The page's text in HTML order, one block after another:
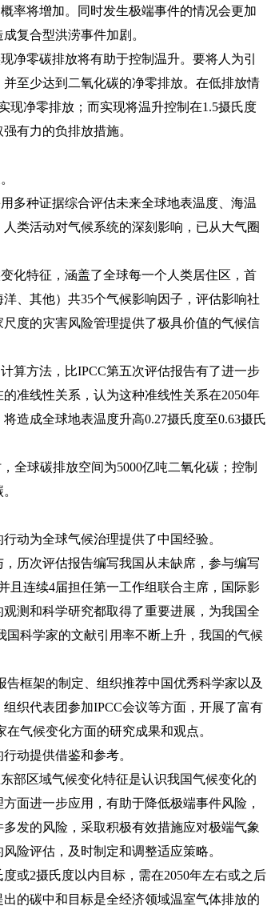
率将增加。同时发生极端事件的情况会更加
复合型洪涝事件加剧。
净零碳排放将有助于控制温升。要将人为引
至少达到二氧化碳的净零排放。在低排放情
现净零排放；而实现将温升控制在1.5摄氏度
有力的负排放措施。
多种证据综合评估未来全球地表温度、海温
类活动对气候系统的深刻影响，已从大气圈
化特征，涵盖了全球每一个人类居住区，首
、其他）共35个气候影响因子，评估影响社
度的灾害风险管理提供了极具价值的气候信
算方法，比IPCC第五次评估报告有了进一步
准线性关系，认为这种准线性关系在2050年
造成全球地表温度升高0.27摄氏度至0.63摄氏
全球碳排放空间为5000亿吨二氧化碳；控制
动为全球气候治理提供了中国经验。
历次评估报告编写我国从未缺席，参与编写
且连续4届担任第一工作组联合主席，国际影
测和科学研究都取得了重要进展，为我国全
科学家的文献引用率不断上升，我国的气候
框架的制定、组织推荐中国优秀科学家以及
织代表团参加IPCC会议等方面，开展了富有
气候变化方面的研究成果和观点。
动提供借鉴和参考。
部区域气候变化特征是认识我国气候变化的
面进一步应用，有助于降低极端事件风险，
发的风险，采取积极有效措施应对极端气象
险评估，及时制定和调整适应策略。
或2摄氏度以内目标，需在2050年左右或之后
的碳中和目标是全经济领域温室气体排放的